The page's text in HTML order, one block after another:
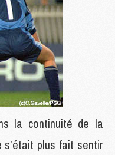
la continuité de la
plus fait sentir